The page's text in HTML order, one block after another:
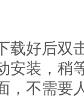
载好后双
安装，稍
，不需要